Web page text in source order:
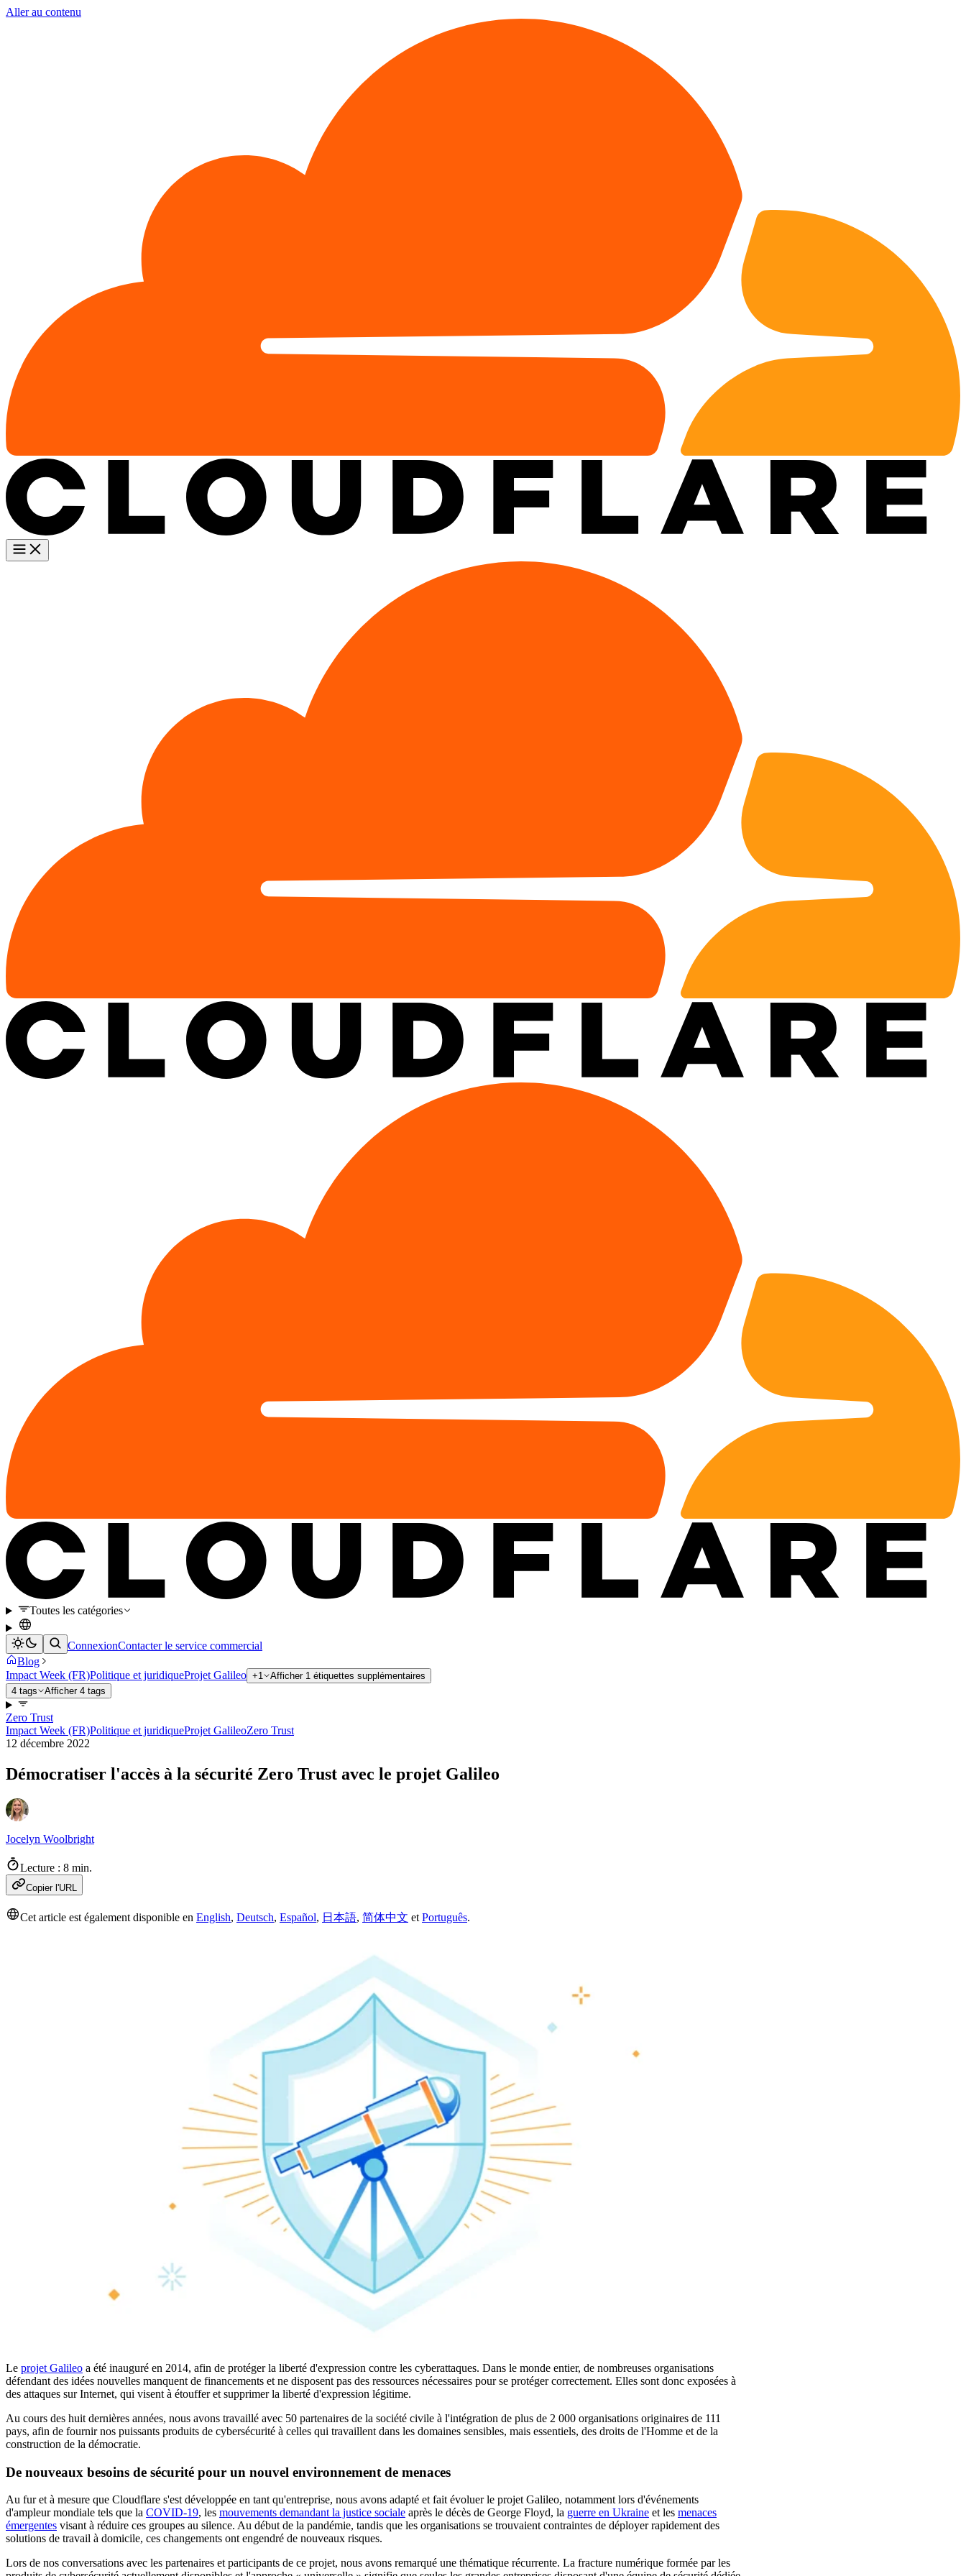
Aller au contenu
Toutes les catégories
ConnexionContacter le service commercial
Blog
Impact Week (FR)Politique et juridiqueProjet Galileo +1
Afficher 1 étiquettes supplémentaires
4 tags
Afficher 4 tags
Zero Trust
Impact Week (FR)Politique et juridiqueProjet GalileoZero Trust
12 décembre 2022
Démocratiser l'accès à la sécurité Zero Trust avec le projet Galileo
Jocelyn Woolbright
Lecture : 8 min.
Copier l'URL
Cet article est également disponible en English, Deutsch, Español, 日本語, 简体中文 et Português.
Le projet Galileo a été inauguré en 2014, afin de protéger la liberté d'expression contre les cyberattaques. Dans le monde entier, de nombreuses organisations
défendant des idées nouvelles manquent de financements et ne disposent pas des ressources nécessaires pour se protéger correctement. Elles sont donc exposées à
des attaques sur Internet, qui visent à étouffer et supprimer la liberté d'expression légitime.
Au cours des huit dernières années, nous avons travaillé avec 50 partenaires de la société civile à l'intégration de plus de 2 000 organisations originaires de 111
pays, afin de fournir nos puissants produits de cybersécurité à celles qui travaillent dans les domaines sensibles, mais essentiels, des droits de l'Homme et de la
construction de la démocratie.
De nouveaux besoins de sécurité pour un nouvel environnement de menaces
Au fur et à mesure que Cloudflare s'est développée en tant qu'entreprise, nous avons adapté et fait évoluer le projet Galileo, notamment lors d'événements
d'ampleur mondiale tels que la COVID-19, les mouvements demandant la justice sociale après le décès de George Floyd, la guerre en Ukraine et les menaces
émergentes visant à réduire ces groupes au silence. Au début de la pandémie, tandis que les organisations se trouvaient contraintes de déployer rapidement des
solutions de travail à domicile, ces changements ont engendré de nouveaux risques.
Lors de nos conversations avec les partenaires et participants de ce projet, nous avons remarqué une thématique récurrente. La fracture numérique formée par les